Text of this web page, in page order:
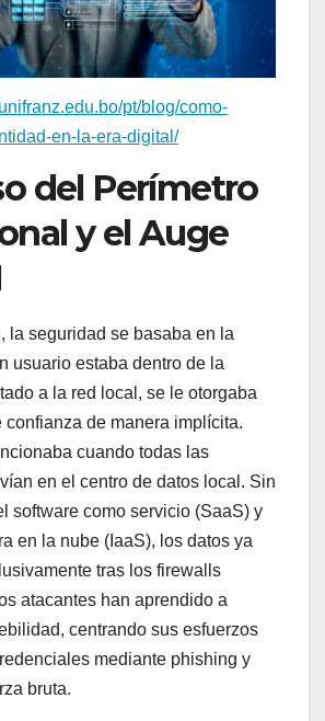
pt/blog/como-
en-la-era-digital/
del Perímetro
y el Auge
la seguridad se basaba en la
usuario estaba dentro de la
a la red local, se le otorgaba
confianza de manera implícita.
cuando todas las
en el centro de datos local. Sin
software como servicio (SaaS) y
en la nube (IaaS), los datos ya
tras los firewalls
atacantes han aprendido a
centrando sus esfuerzos
mediante phishing y
bruta.